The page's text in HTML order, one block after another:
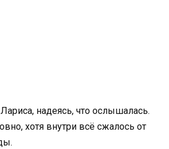
надеясь, что ослышалась.
хотя внутри всё сжалось от